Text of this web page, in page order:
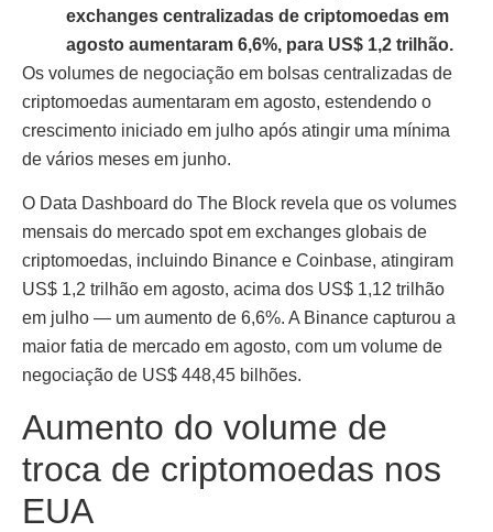
exchanges centralizadas de criptomoedas em
agosto aumentaram 6,6%, para US$ 1,2 trilhão.
Os volumes de negociação em bolsas centralizadas de
criptomoedas aumentaram em agosto, estendendo o
crescimento iniciado em julho após atingir uma mínima
de vários meses em junho.
O Data Dashboard do The Block revela que os volumes
mensais do mercado spot em exchanges globais de
criptomoedas, incluindo Binance e Coinbase, atingiram
US$ 1,2 trilhão em agosto, acima dos US$ 1,12 trilhão
em julho — um aumento de 6,6%. A Binance capturou a
maior fatia de mercado em agosto, com um volume de
negociação de US$ 448,45 bilhões.
Aumento do volume de
troca de criptomoedas nos
EUA